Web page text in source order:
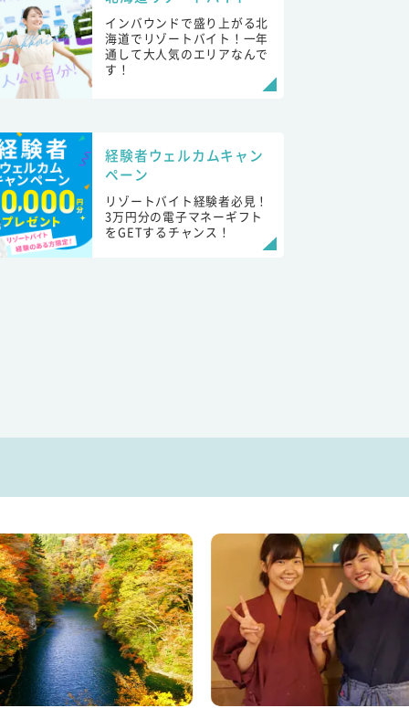
インバウンドで盛り上がる北
海道でリゾートバイト！一年
通して大人気のエリアなんで
す！
経験者ウェルカムキャン
ペーン
リゾートバイト経験者必見！
3万円分の電子マネーギフト
をGETするチャンス！